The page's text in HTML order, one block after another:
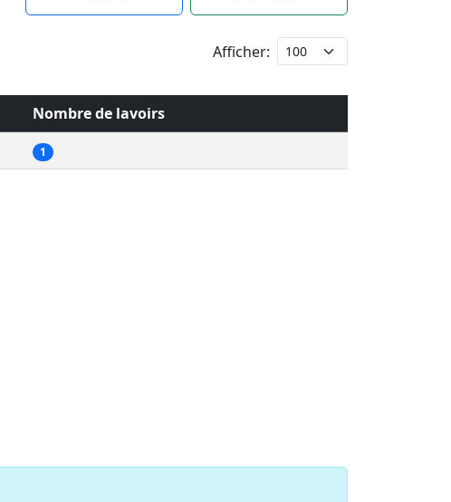
Afficher:
Nombre de lavoirs
1